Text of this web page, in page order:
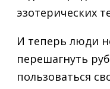
эзотерических
И теперь люди
перешагнуть
пользоваться